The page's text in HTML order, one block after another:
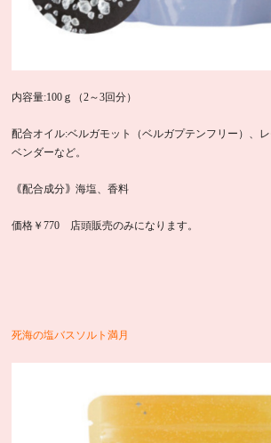
内容量:100ｇ（2～3回分）
配合オイル:ベルガモット（ベルガプテンフリー）、
ベンダーなど。
｟配合成分｠海塩、香料
価格￥770 店頭販売のみになります。
死海の塩バスソルト満月